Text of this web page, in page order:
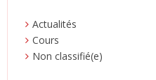
Actualités
Cours
Non classifié(e)